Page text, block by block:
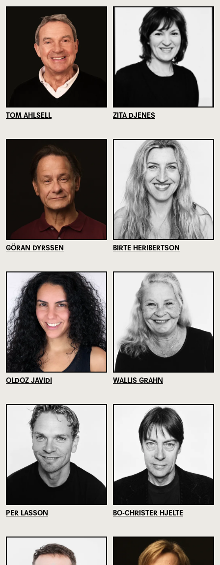
TOM AHLSELL ZITA DJENES
GÖRAN DYRSSEN BIRTE HERIBERTSON
OLDOZ JAVIDI WALLIS GRAHN
PER LASSON BO-CHRISTER HJELTE